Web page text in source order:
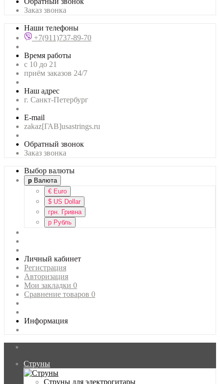
Заказ звонка
Наши телефоны
+7(911)737-89-70
Время работы
с 10 до 21
приём заказов 24/7
Наш адрес
г. Санкт-Петербург
E-mail
zakaz[ГАВ]usastrings.ru
Обратный звонок
Заказ звонка
Выбор валюты
р Валюта
€ Euro
$ US Dollar
грн. Гривна
р Рубль
Личный кабинет
Регистрация
Авторизация
Мои закладки 0
Сравнение товаров 0
Информация
Струны
Струны для электрогитары
Главная